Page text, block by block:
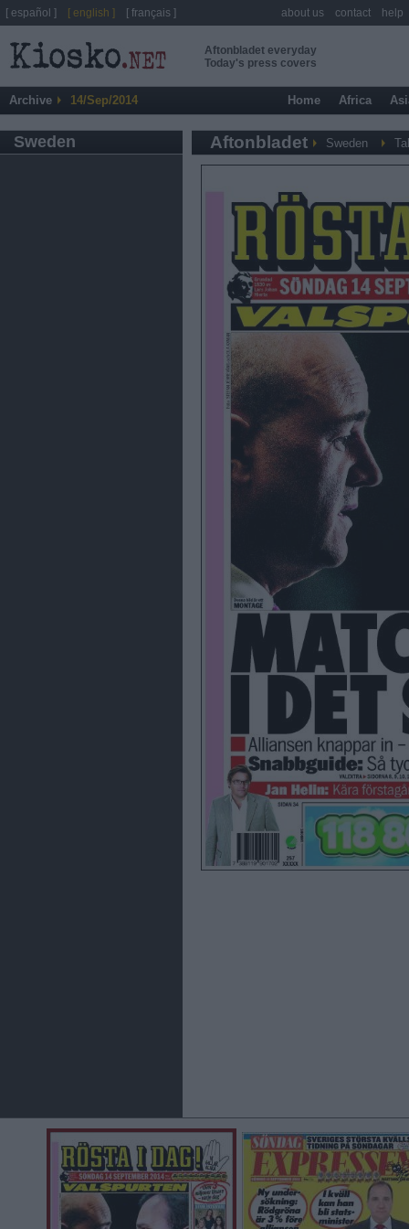
Aftonbladet everyday
Today's press covers
Archive 14/Sep/2014 Home Africa
Sweden Aftonbladet Sweden
[ español ] [ english ] [ français ] about us contact help